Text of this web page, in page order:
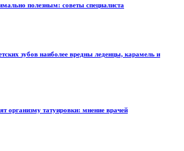
полезным: советы специалиста
зубов наиболее вредны леденцы, карамель и
организму татуировки: мнение врачей